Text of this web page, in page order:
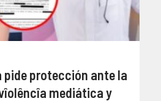
pide protección ante la
mediática y